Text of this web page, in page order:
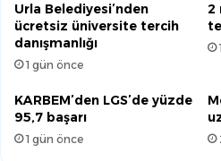
Urla Belediyesi’nden
ücretsiz üniversite tercih
danışmanlığı
1 gün önce
2
KARBEM’den LGS’de yüzde
95,7 başarı
1 gün önce